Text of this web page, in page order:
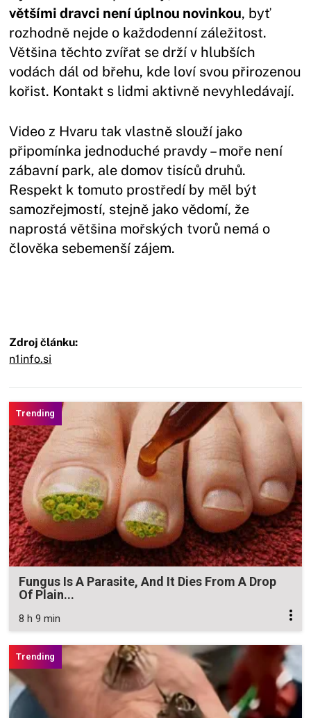
většími dravci není úplnou novinkou, byť
rozhodně nejde o každodenní záležitost.
Většina těchto zvířat se drží v hlubších
vodách dál od břehu, kde loví svou přirozenou
kořist. Kontakt s lidmi aktivně nevyhledávají.
Video z Hvaru tak vlastně slouží jako
připomínka jednoduché pravdy – moře není
zábavní park, ale domov tisíců druhů.
Respekt k tomuto prostředí by měl být
samozřejmostí, stejně jako vědomí, že
naprostá většina mořských tvorů nemá o
člověka sebemenší zájem.
Zdroj článku:
n1info.si
Fungus Is A Parasite, And It Dies From A Drop
Of Plain...
8 h 9 min